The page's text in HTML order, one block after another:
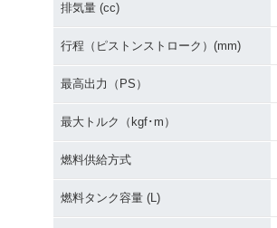
排気量 (cc)
行程（ピストンストローク）(mm)
最高出力（PS）
最大トルク（kgf･m）
燃料供給方式
燃料タンク容量 (L)